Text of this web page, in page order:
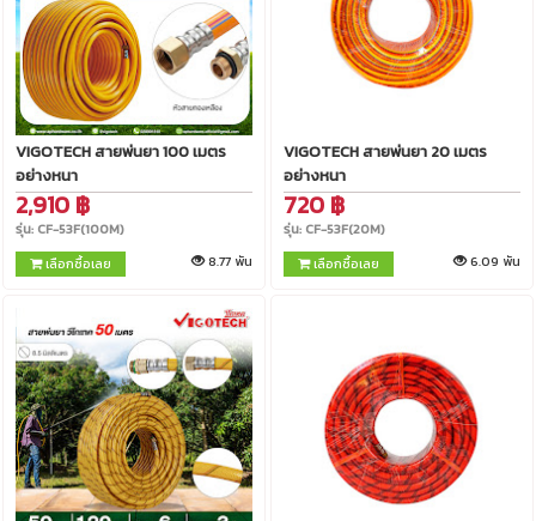
VIGOTECH สายพ่นยา 100 เมตร
อย่างหนา
2,910 ฿
รุ่น: CF-53F(100M)
เลือกซื้อเลย
8.77 พัน
VIGOTECH สายพ่นยา 20 เมตร
อย่างหนา
720 ฿
รุ่น: CF-53F(20M)
เลือกซื้อเลย
6.09 พัน